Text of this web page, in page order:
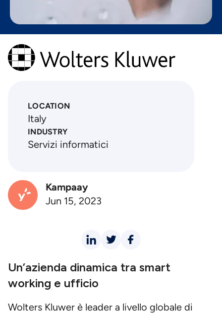
Kampaay
Jun 15, 2023
LOCATION
Italy
INDUSTRY
Servizi informatici
Un’azienda dinamica tra smart
working e ufficio
Wolters Kluwer è leader a livello globale di